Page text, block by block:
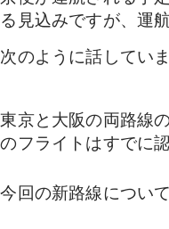
見込みですが、運
のように話してい
東京と大阪の両路線
フライトはすでに
回の新路線について